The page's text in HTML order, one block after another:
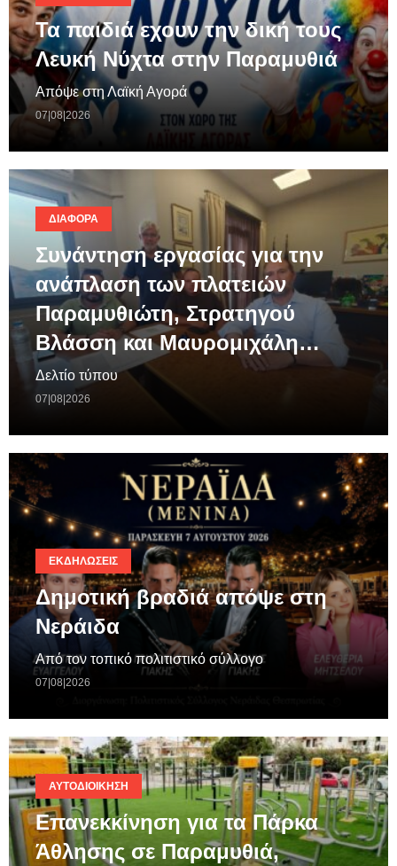
Τα παιδιά εχουν την δική τους
Λευκή Νύχτα στην Παραμυθιά
Απόψε στη Λαϊκή Αγορά
07|08|2026
ΔΙΆΦΟΡΑ
Συνάντηση εργασίας για την
ανάπλαση των πλατειών
Παραμυθιώτη, Στρατηγού
Βλάσση και Μαυρομιχάλη…
Δελτίο τύπου
07|08|2026
ΕΚΔΗΛΏΣΕΙΣ
Δημοτική βραδιά απόψε στη
Νεράιδα
Από τον τοπικό πολιτιστικό σύλλογο
07|08|2026
ΑΥΤΟΔΙΟΊΚΗΣΗ
Επανεκκίνηση για τα Πάρκα
Άθλησης σε Παραμυθιά,